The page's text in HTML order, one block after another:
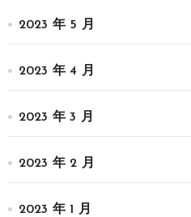
2023 年 5 月
2023 年 4 月
2023 年 3 月
2023 年 2 月
2023 年 1 月